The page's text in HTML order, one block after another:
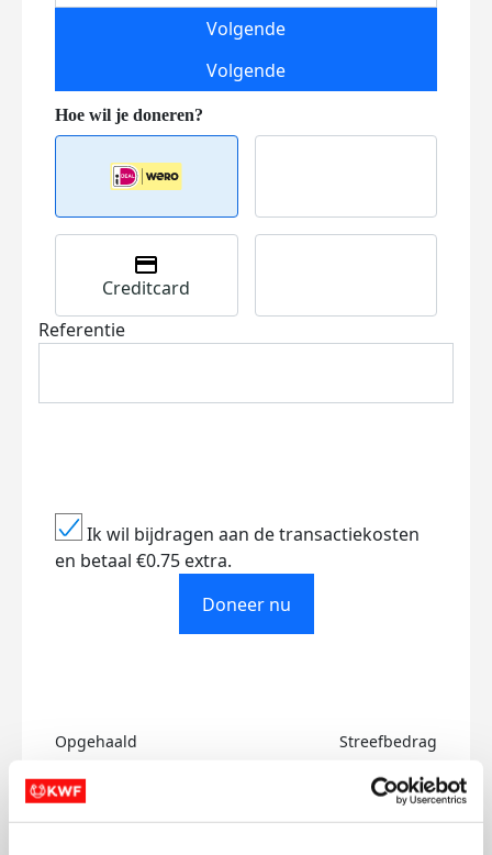
Volgende
Volgende
Creditcard
Referentie
Ik wil bijdragen aan de transactiekosten
en betaal €0.75 extra.
Doneer nu
Opgehaald Streefbedrag
€510